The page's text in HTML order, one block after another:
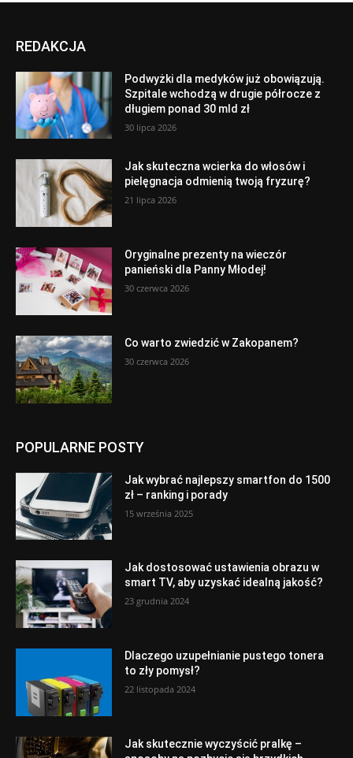
REDAKCJA
Podwyżki dla medyków już obowiązują.
Szpitale wchodzą w drugie półrocze z
długiem ponad 30 mld zł
30 lipca 2026
Jak skuteczna wcierka do włosów i
pielęgnacja odmienią twoją fryzurę?
21 lipca 2026
Oryginalne prezenty na wieczór
panieński dla Panny Młodej!
30 czerwca 2026
Co warto zwiedzić w Zakopanem?
30 czerwca 2026
POPULARNE POSTY
Jak wybrać najlepszy smartfon do 1500
zł – ranking i porady
15 września 2025
Jak dostosować ustawienia obrazu w
smart TV, aby uzyskać idealną jakość?
23 grudnia 2024
Dlaczego uzupełnianie pustego tonera
to zły pomysł?
22 listopada 2024
Jak skutecznie wyczyścić pralkę –